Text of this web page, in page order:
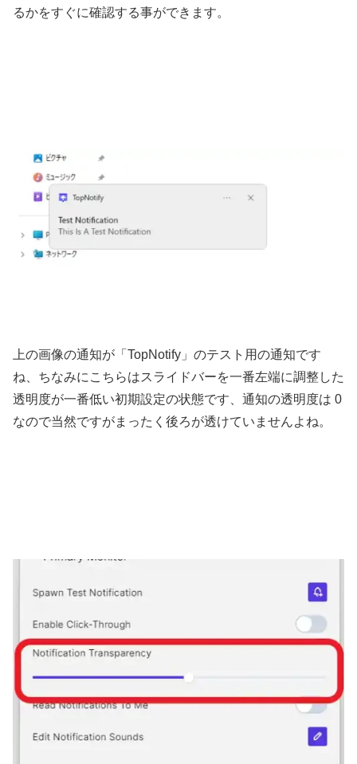
るかをすぐに確認する事ができます。
上の画像の通知が「TopNotify」のテスト用の通知です
ね、ちなみにこちらはスライドバーを一番左端に調整した
透明度が一番低い初期設定の状態です、通知の透明度は 0
なので当然ですがまったく後ろが透けていませんよね。